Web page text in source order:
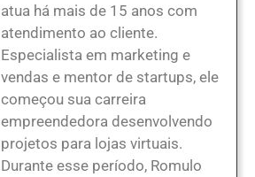
atua há mais de 15 anos com
atendimento ao cliente.
Especialista em marketing e
vendas e mentor de startups, ele
começou sua carreira
empreendedora desenvolvendo
projetos para lojas virtuais.
Durante esse período, Romulo